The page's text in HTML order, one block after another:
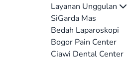
Layanan Unggulan
SiGarda Mas
Bedah Laparoskopi
Bogor Pain Center
Ciawi Dental Center